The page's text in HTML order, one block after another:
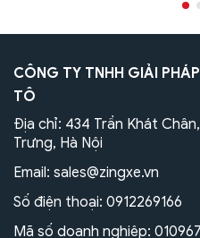
CÔNG TY TNHH GIẢI
TÔ
Địa chỉ: 434 Trần Khát
Trưng, Hà Nội
Email: sales@zingxe.vn
Số điện thoại: 0912269166
Mã số doanh nghiệp: